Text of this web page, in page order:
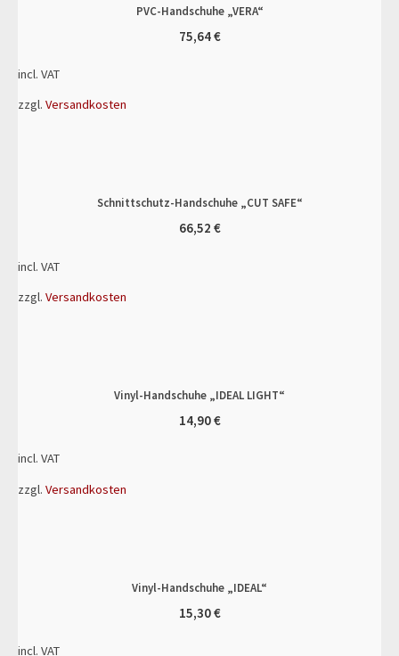
PVC-Handschuhe „VERA“
75,64€
incl. VAT
zzgl. Versandkosten
Schnittschutz-Handschuhe „CUT SAFE“
66,52 €
incl. VAT
zzgl. Versandkosten
Vinyl-Handschuhe „IDEAL LIGHT“
14,90€
incl. VAT
zzgl. Versandkosten
Vinyl-Handschuhe „IDEAL“
15,30€
incl. VAT